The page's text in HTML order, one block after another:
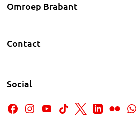
Omroep Brabant
Contact
Social